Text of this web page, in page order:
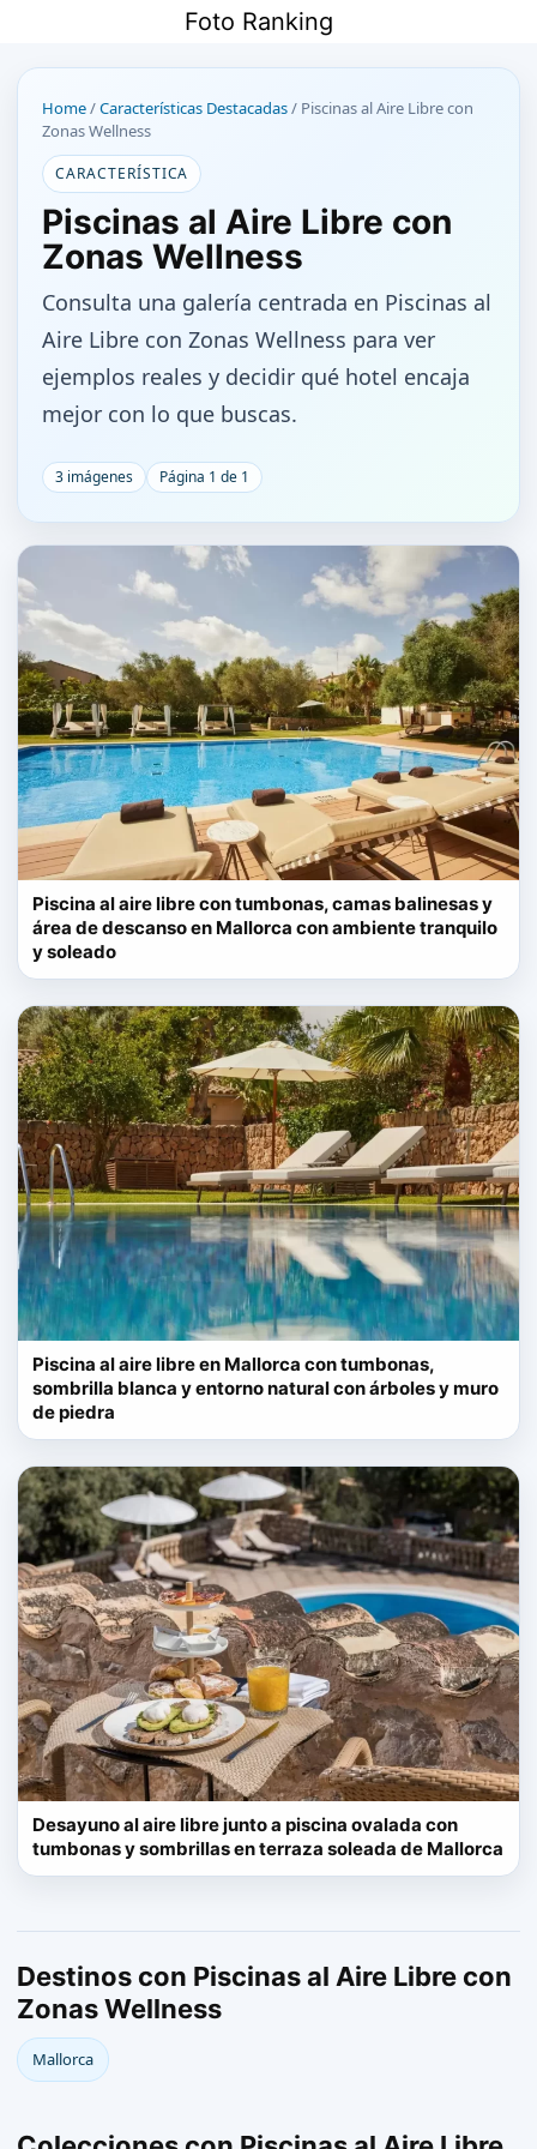
contenido
Foto Ranking
Home/Características Destacadas/ Piscinas al Aire Libre con
Zonas Wellness
CARACTERÍSTICA
Piscinas al Aire Libre con
Zonas Wellness
Consulta una galería centrada en Piscinas al
Aire Libre con Zonas Wellness para ver
ejemplos reales y decidir qué hotel encaja
mejor con lo que buscas.
3 imágenes Página 1 de 1
Piscina al aire libre con tumbonas, camas balinesas y
área de descanso en Mallorca con ambiente tranquilo
y soleado
Piscina al aire libre en Mallorca con tumbonas,
sombrilla blanca y entorno natural con árboles y muro
de piedra
Desayuno al aire libre junto a piscina ovalada con
tumbonas y sombrillas en terraza soleada de Mallorca
Destinos con Piscinas al Aire Libre con
Zonas Wellness
Mallorca